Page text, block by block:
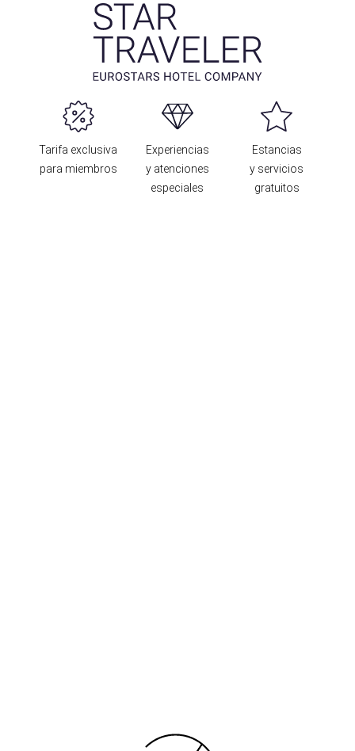
Tarifa exclusiva
para miembros
Experiencias
y atenciones
especiales
Estancias
y servicios
gratuitos